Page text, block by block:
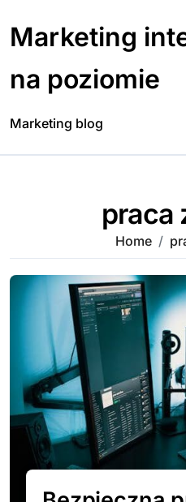
content
Marketing
na poziomie
Marketing blog
praca
Home